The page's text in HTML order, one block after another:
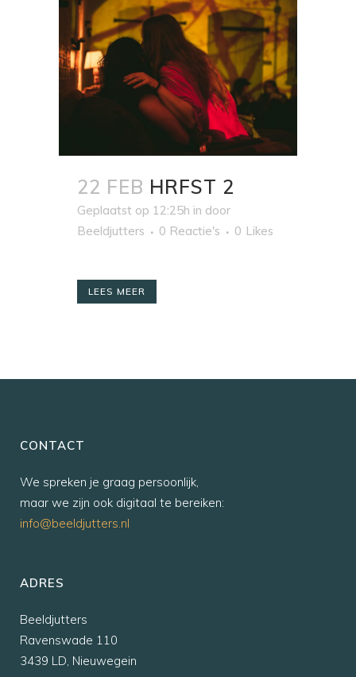
22 FEB HRFST 2
Geplaatst op 12:25h in door
Beeldjutters
0 Reactie's 0 Likes
LEES MEER
CONTACT
We spreken je graag persoonlijk,
maar we zijn ook digitaal te bereiken:
info@beeldjutters.nl
ADRES
Beeldjutters
Ravenswade 110
3439 LD, Nieuwegein